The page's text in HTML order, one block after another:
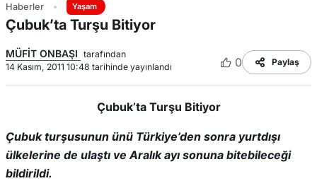
Haberler Yaşam
Çubuk’ta Turşu Bitiyor
MÜFİT ONBAŞI tarafından
14 Kasım, 2011 10:48 tarihinde yayınlandı
0 Paylaş
Çubuk’ta Turşu Bitiyor
Çubuk turşusunun ünü Türkiye’den sonra yurtdışı
ülkelerine de ulaştı ve Aralık ayı sonuna bitebileceği
bildirildi.